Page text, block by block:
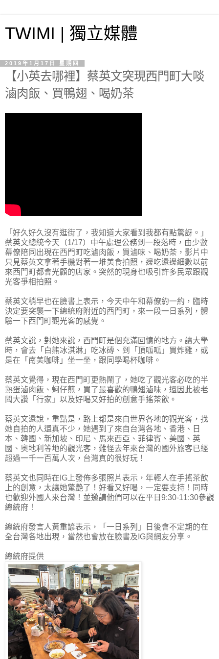
TWIMI | 獨立媒體
2019年1月17日 星期四
【小英去哪裡】蔡英文突現西門町大啖
滷肉飯、買鴨翅、喝奶茶
「好久好久沒有逛街了，我知道大家看到我都有點驚訝。」
蔡英文總統今天（1/17）中午處理公務到一段落時，由少數
幕僚陪同出現在西門町吃滷肉飯，買滷味、喝奶茶，影片中
只見蔡英文拿著手機對著一堆美食拍照，邊吃還邊細數以前
來西門町都會光顧的店家。突然的現身也吸引許多民眾跟觀
光客爭相拍照。
蔡英文稍早也在臉書上表示，今天中午和幕僚約一約，臨時
決定要突襲一下總統府附近的西門町，來一段一日系列，體
驗一下西門町觀光客的感覺。
蔡英文說，對她來說，西門町是個充滿回憶的地方。讀大學
時，會去「白熊冰淇淋」吃冰磚、到「頂呱呱」買炸雞，或
是在「南美咖啡」坐一坐，跟同學喝杯咖啡。
蔡英文覺得，現在西門町更熱鬧了，她吃了觀光客必吃的半
熟蛋滷肉飯、蚵仔煎，買了最喜歡的鴨翅滷味，還因此被老
闆大讚「行家」以及好喝又好拍的創意手搖茶飲。
蔡英文還說，重點是，路上都是來自世界各地的觀光客，找
她自拍的人還真不少，她遇到了來自台灣各地、香港、日
本、韓國、新加坡、印尼、馬來西亞、菲律賓、美國、英
國、奧地利等地的觀光客，難怪去年來台灣的國外旅客已經
超過一千一百萬人次，台灣真的很好玩！
蔡英文也同時在IG上發佈多張照片表示，年輕人在手搖茶飲
上的創意，太讓她驚艷了！好看又好喝，一定要支持！同時
也歡迎外國人來台灣！並邀請他們可以在平日9:30-11:30參觀
總統府！
總統府發言人黃重諺表示，「一日系列」日後會不定期的在
全台灣各地出現，當然也會放在臉書及IG與網友分享。
總統府提供